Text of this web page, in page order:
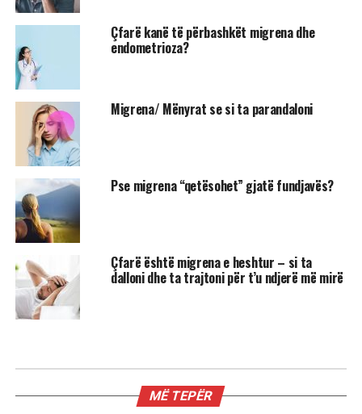
Çfarë kanë të përbashkët migrena dhe
endometrioza?
Migrena/ Mënyrat se si ta parandaloni
Pse migrena “qetësohet” gjatë fundjavës?
Çfarë është migrena e heshtur – si ta
dalloni dhe ta trajtoni për t’u ndjerë më mirë